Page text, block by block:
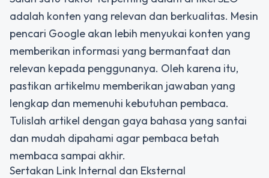
adalah konten yang relevan dan berkualitas. Mesin
pencari Google akan lebih menyukai konten yang
memberikan informasi yang bermanfaat dan
relevan kepada penggunanya. Oleh karena itu,
pastikan artikelmu memberikan jawaban yang
lengkap dan memenuhi kebutuhan pembaca.
Tulislah artikel dengan gaya bahasa yang santai
dan mudah dipahami agar pembaca betah
membaca sampai akhir.
Sertakan Link Internal dan Eksternal